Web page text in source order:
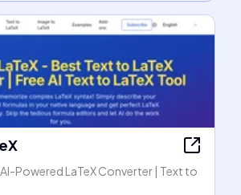
Powered LaTeX Converter | Text to